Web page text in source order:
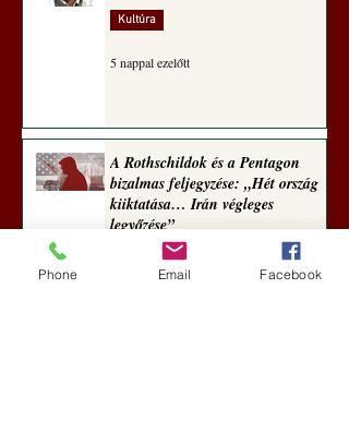
Kultúra
5 nappal ezelőtt
A Rothschildok és a Pentagon
bizalmas feljegyzése: „Hét ország
kiiktatása… Irán végleges
legyőzése”
Új Történelem
Phone Email Facebook